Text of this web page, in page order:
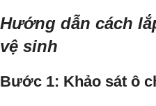
Hướng dẫn cách
vệ sinh
Bước 1: Khảo sát ô